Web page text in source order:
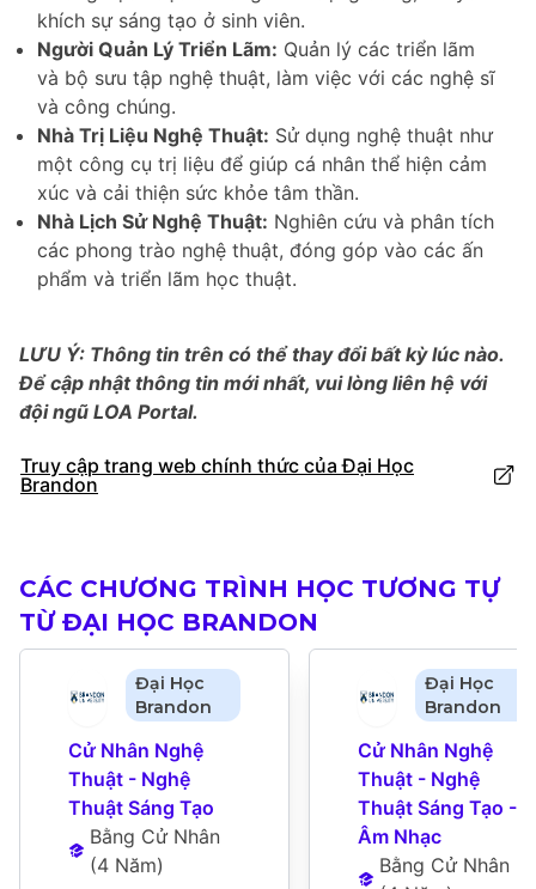
khích sự sáng tạo ở sinh viên.
Người Quản Lý Triển Lãm: Quản lý các triển lãm
và bộ sưu tập nghệ thuật, làm việc với các nghệ sĩ
và công chúng.
Nhà Trị Liệu Nghệ Thuật: Sử dụng nghệ thuật như
một công cụ trị liệu để giúp cá nhân thể hiện cảm
xúc và cải thiện sức khỏe tâm thần.
Nhà Lịch Sử Nghệ Thuật: Nghiên cứu và phân tích
các phong trào nghệ thuật, đóng góp vào các ấn
phẩm và triển lãm học thuật.
LƯU Ý: Thông tin trên có thể thay đổi bất kỳ lúc nào.
Để cập nhật thông tin mới nhất, vui lòng liên hệ với
đội ngũ LOA Portal.
Truy cập trang web chính thức của Đại Học
Brandon
CÁC CHƯƠNG TRÌNH HỌC TƯƠNG TỰ
TỪ ĐẠI HỌC BRANDON
Đại Học
Brandon
Cử Nhân Nghệ
Thuật - Nghệ
Thuật Sáng Tạo
Bằng Cử Nhân
(4 Năm)
Đại Học
Brandon
Cử Nhân Nghệ
Thuật - Nghệ
Thuật Sáng Tạo -
Âm Nhạc
Bằng Cử Nhân